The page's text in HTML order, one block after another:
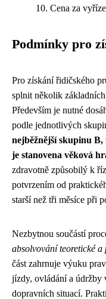
Cena za
Podmínky pro
Pro získání řidičského
splnit několik
Především je nutné
podle jednotlivých
nejběžnější skupinu
je stanovena věková
zdravotně způsobilý k
potvrzením od
starší než tři měsíce při
Nezbytnou součástí
absolvování teoretické
část zahrnuje výuku
jízdy, ovládání a údržby
dopravních situací.